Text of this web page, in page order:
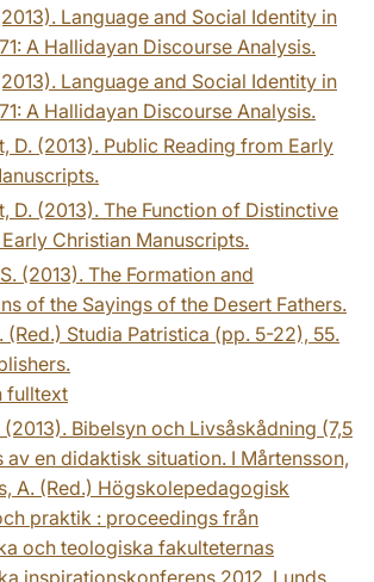
Language and Social Identity in
A Hallidayan Discourse Analysis.
Language and Social Identity in
A Hallidayan Discourse Analysis.
D. (2013). Public Reading from Early
D. (2013). The Function of Distinctive
Early Christian Manuscripts.
(2013). The Formation and
of the Sayings of the Desert Fathers.
(Red.) Studia Patristica (pp. 5-22), 55.
fulltext
(2013). Bibelsyn och Livsåskådning (7,5
av en didaktisk situation. I Mårtensson,
A. (Red.) Högskolepedagogisk
praktik : proceedings från
och teologiska fakulteternas
inspirationskonferens 2012. Lunds